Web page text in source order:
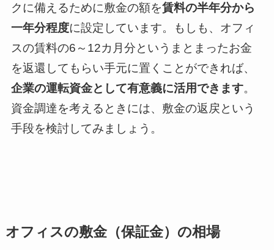
クに備えるために敷金の額を賃料の半年分から
一年分程度に設定しています。もしも、オフィ
スの賃料の6～12カ月分というまとまったお金
を返還してもらい手元に置くことができれば、
企業の運転資金として有意義に活用できます。
資金調達を考えるときには、敷金の返戻という
手段を検討してみましょう。
オフィスの敷金（保証金）の相場